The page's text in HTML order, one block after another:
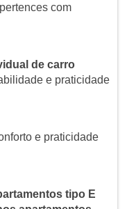
com
de carro
e praticidade
e praticidade
tipo E